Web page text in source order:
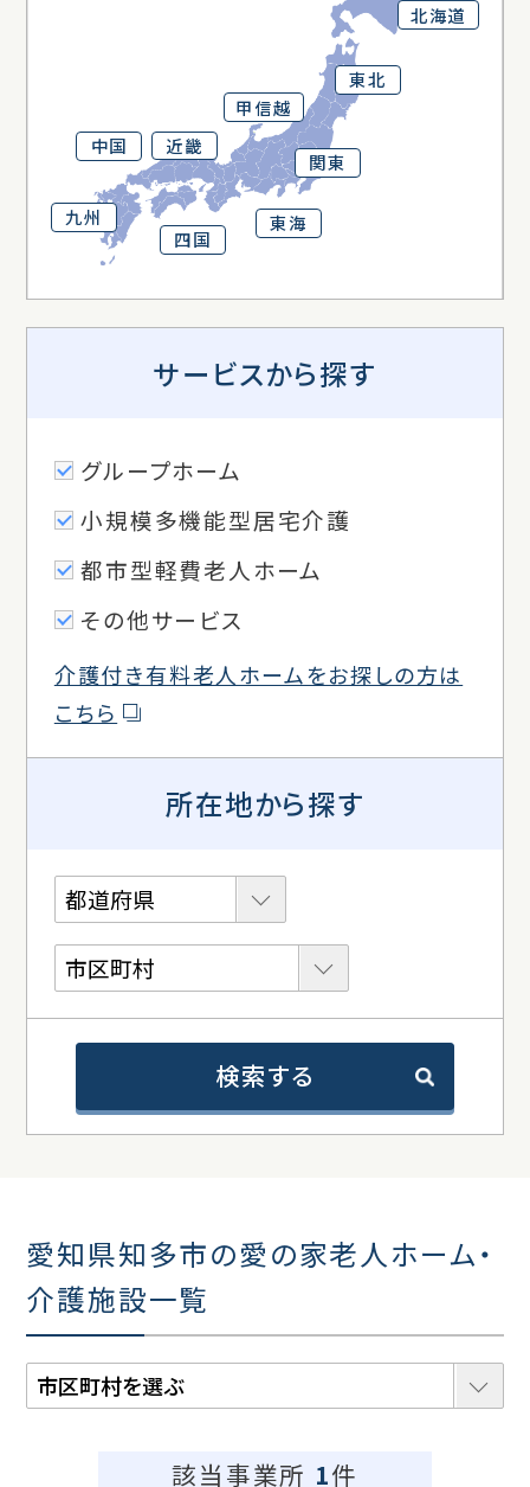
北海道
東北
甲信越
関東
東海
近畿
中国
九州
四国
サービスから探す
グループホーム
小規模多機能型居宅介護
都市型軽費老人ホーム
その他サービス
介護付き有料老人ホームをお探しの方は
こちら
所在地から探す
検索する
愛知県知多市の愛の家老人ホーム・
介護施設一覧
該当事業所 1件